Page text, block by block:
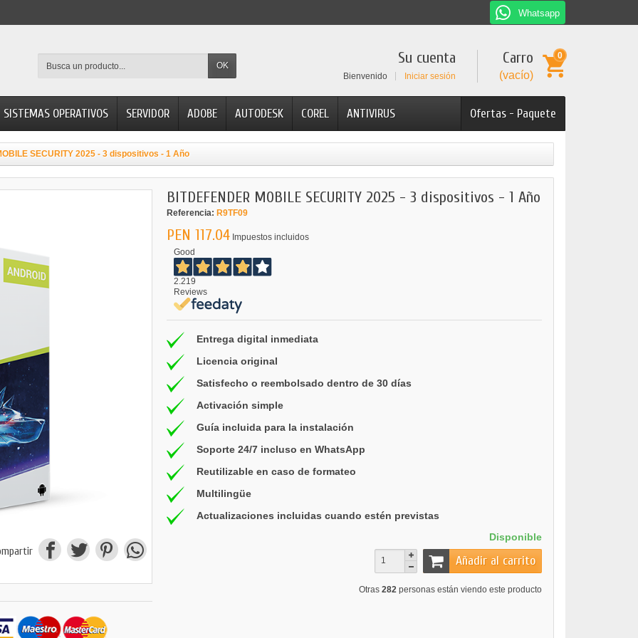
Whatsapp
OK Carro
(vacío)
0
Su cuenta
Bienvenido Iniciar sesión
Ofertas - Paquete
SISTEMAS OPERATIVOS SERVIDOR ADOBE AUTODESK COREL ANTIVIRUS
SECURITY 2025 - 3 dispositivos - 1 Año
BITDEFENDER MOBILE SECURITY 2025 - 3 dispositivos - 1 Año
Referencia: R9TF09
PEN 117.04 Impuestos incluidos
Good
2.219
Reviews
Entrega digital inmediata
Licencia original
Satisfecho o reembolsado dentro de 30 días
Activación simple
Guía incluida para la instalación
Soporte 24/7 incluso en WhatsApp
Reutilizable en caso de formateo
Multilingüe
Actualizaciones incluidas cuando estén previstas
Disponible
Añadir al carrito
Otras 282 personas están viendo este producto